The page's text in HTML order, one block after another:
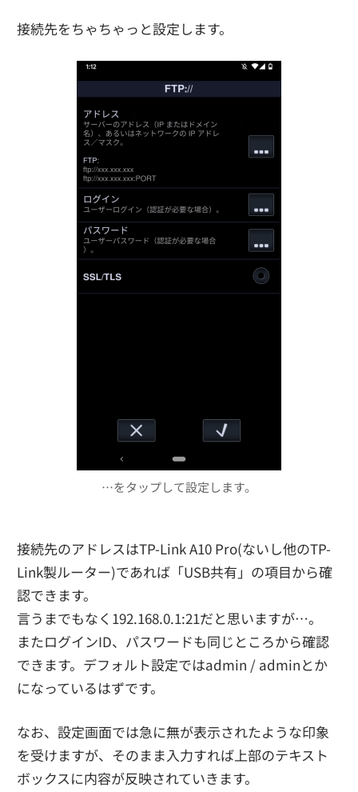
接続先をちゃちゃっと設定します。
…をタップして設定します。
接続先のアドレスはTP-Link A10 Pro(ないし他のTP-
Link製ルーター)であれば「USB共有」の項目から確
認できます。
言うまでもなく192.168.0.1:21だと思いますが…。
またログインID、パスワードも同じところから確認
できます。デフォルト設定ではadmin / adminとか
になっているはずです。
なお、設定画面では急に無が表示されたような印象
を受けますが、そのまま入力すれば上部のテキスト
ボックスに内容が反映されていきます。